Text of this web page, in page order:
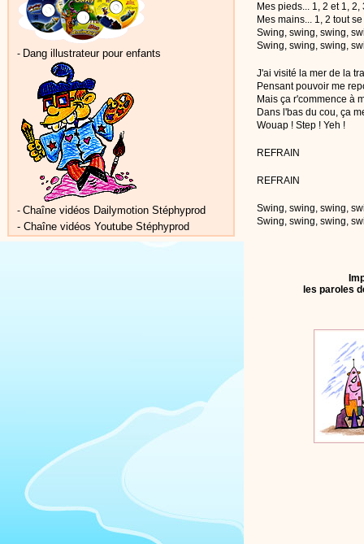
- Dang illustrateur pour enfants
- Chaîne vidéos Dailymotion Stéphyprod
- Chaîne vidéos Youtube Stéphyprod
Mes pieds... 1, 2 et 1, 2,
Mes mains... 1, 2 tout
Swing, swing, swing,
Swing, swing, swing,
J'ai visité la mer de la
Pensant pouvoir me
Mais ça r'commence à
Dans l'bas du cou, ça
Wouap ! Step ! Yeh !
REFRAIN
REFRAIN
Swing, swing, swing,
Swing, swing, swing,
les paroles